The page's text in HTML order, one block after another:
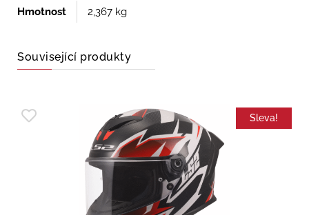
Hmotnost 2,367 kg
Související produkty
Sleva!